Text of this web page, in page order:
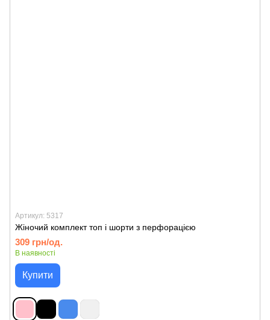
Артикул: 5317
Жіночий комплект топ і шорти з перфорацією
309 грн/од.
В наявності
Купити